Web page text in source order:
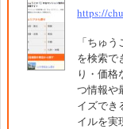
https://
「ちゅ
を検索で
り・価格
つ情報や
イズでき
イルを実